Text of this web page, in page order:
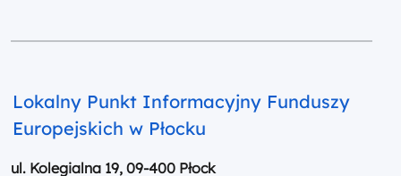
Lokalny Punkt Informacyjny Funduszy
Europejskich w Płocku
ul. Kolegialna 19, 09-400 Płock